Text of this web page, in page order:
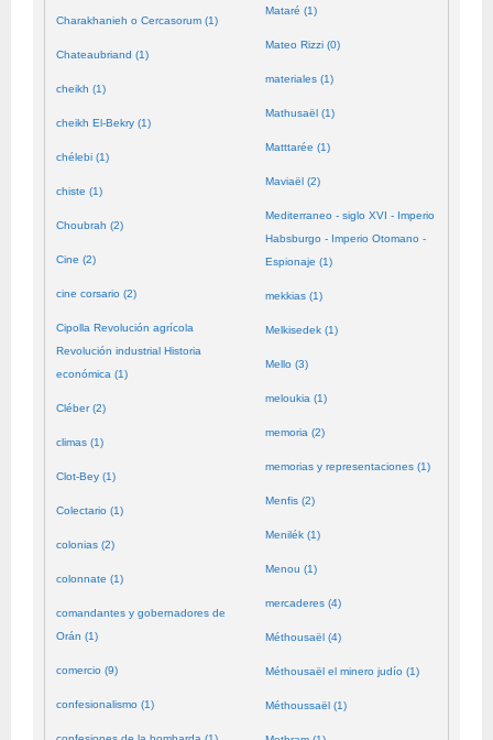
Charakhanieh o Cercasorum (1)
Chateaubriand (1)
cheikh (1)
cheikh El-Bekry (1)
chélebi (1)
chiste (1)
Choubrah (2)
Cine (2)
cine corsario (2)
Cipolla Revolución agrícola
Revolución industrial Historia
económica (1)
Cléber (2)
climas (1)
Clot-Bey (1)
Colectario (1)
colonias (2)
colonnate (1)
comandantes y gobernadores de
Orán (1)
comercio (9)
confesionalismo (1)
Mataré (1)
Mateo Rizzi (0)
materiales (1)
Mathusaël (1)
Matttarée (1)
Maviaël (2)
Mediterraneo - siglo XVI - Imperio
Habsburgo - Imperio Otomano -
Espionaje (1)
mekkias (1)
Melkisedek (1)
Mello (3)
meloukia (1)
memoria (2)
memorias y representaciones (1)
Menfis (2)
Menilék (1)
Menou (1)
mercaderes (4)
Méthousaël (4)
Méthousaël el minero judío (1)
Méthoussaël (1)